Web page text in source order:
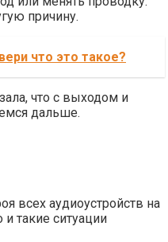
причину.
что это такое?
что с выходом и
дальше.
всех аудиоустройств на
такие ситуации